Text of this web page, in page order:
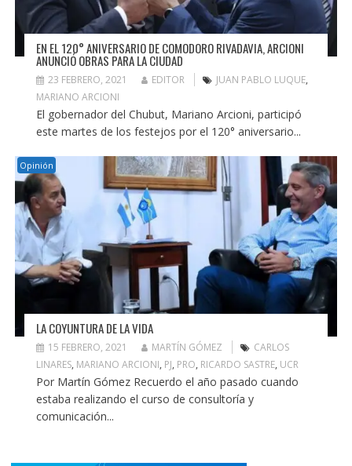
EN EL 120° ANIVERSARIO DE COMODORO RIVADAVIA, ARCIONI
ANUNCIÓ OBRAS PARA LA CIUDAD
23 FEBRERO, 2021 EDITOR JUAN PABLO LUQUE,
MARIANO ARCIONI
El gobernador del Chubut, Mariano Arcioni, participó
este martes de los festejos por el 120° aniversario...
Opinión
LA COYUNTURA DE LA VIDA
15 FEBRERO, 2021 MARTÍN GÓMEZ
CARLOS
LINARES, MARIANO ARCIONI, PJ, PRO, RICARDO SASTRE, UCR
Por Martín Gómez Recuerdo el año pasado cuando
estaba realizando el curso de consultoría y
comunicación...